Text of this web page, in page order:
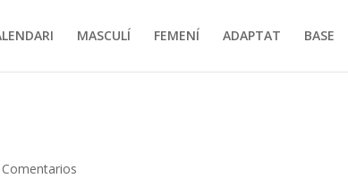
MASCULÍ FEMENÍ ADAPTAT BASE